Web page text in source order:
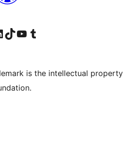
de Facebook
cuenta de Instagram
cuenta de LinkedIn
Visitá nuestra cuenta de TikTok
Visitá nuestro canal de YouTube
Visitá nuestra cuenta de Tumblr
is the intellectual property